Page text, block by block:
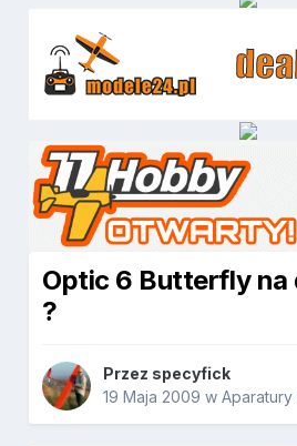
Optic 6 Butterfly na
?
Przez specyfick
19 Maja 2009 wAparatury